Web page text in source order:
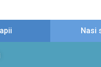
Nasi